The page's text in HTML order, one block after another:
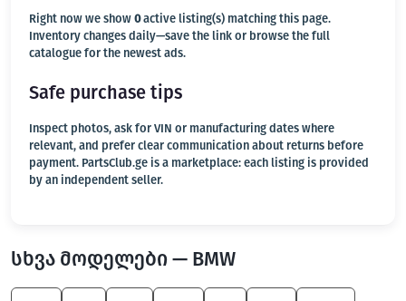
Right now we show 0active listing(s) matching this page.
Inventory changes daily—save the link or browse the full
catalogue for the newest ads.
Safe purchase tips
Inspect photos, ask for VIN or manufacturing dates where
relevant, and prefer clear communication about returns before
payment. PartsClub.ge is a marketplace: each listing is provided
by an independent seller.
სხვა მოდელები — BMW